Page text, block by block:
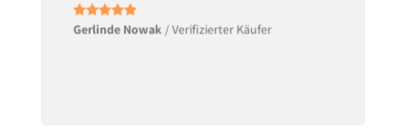
Gerlinde Nowak /Verifizierter Käufer